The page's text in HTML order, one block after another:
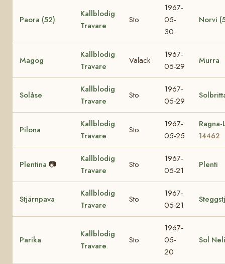
Paora (52)
Kallblodig
Travare
Sto
1967-
05-
30
Norvi
Magog
Kallblodig
Travare
Valack
1967-
05-29
Murra
Solåse
Kallblodig
Travare
Sto
1967-
05-29
Pilona
Kallblodig
Travare
Sto
1967-
05-25
14462
Plentina 📷
Kallblodig
Travare
Sto
1967-
05-21
Plenti
Stjärnpava
Kallblodig
Travare
Sto
1967-
05-21
Parika
Kallblodig
Travare
Sto
1967-
05-
20
Sol Neli